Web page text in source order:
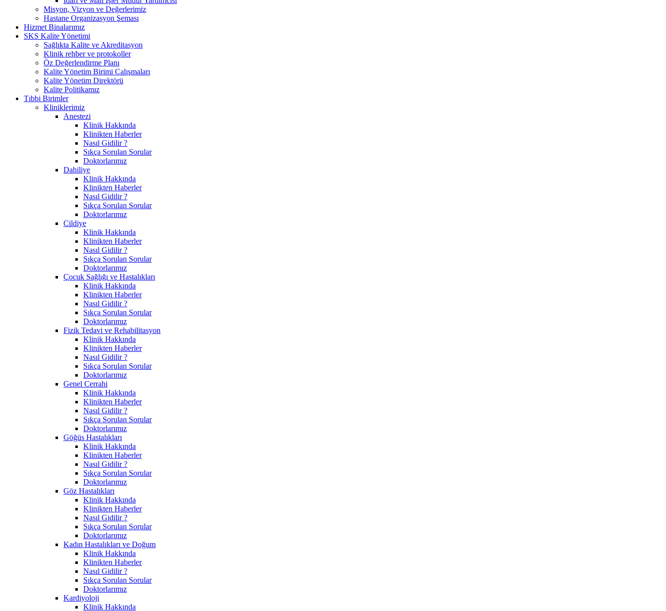
Misyon, Vizyon ve Değerlerimiz
Hastane Organizasyon Şeması
Hizmet Binalarımız
SKS Kalite Yönetimi
Sağlıkta Kalite ve Akreditasyon
Klinik rehber ve protokoller
Öz Değerlendirme Planı
Kalite Yönetim Birimi Çalışmaları
Kalite Yönetim Direktörü
Kalite Politikamız
Tıbbi Birimler
Kliniklerimiz
Anestezi
Klinik Hakkında
Klinikten Haberler
Nasıl Gidilir ?
Sıkça Sorulan Sorular
Doktorlarımız
Dahiliye
Klinik Hakkında
Klinikten Haberler
Nasıl Gidilir ?
Sıkça Sorulan Sorular
Doktorlarımız
Cildiye
Klinik Hakkında
Klinikten Haberler
Nasıl Gidilir ?
Sıkça Sorulan Sorular
Doktorlarımız
Çocuk Sağlığı ve Hastalıkları
Klinik Hakkında
Klinikten Haberler
Nasıl Gidilir ?
Sıkça Sorulan Sorular
Doktorlarımız
Fizik Tedavi ve Rehabilitasyon
Klinik Hakkında
Klinikten Haberler
Nasıl Gidilir ?
Sıkça Sorulan Sorular
Doktorlarımız
Genel Cerrahi
Klinik Hakkında
Klinikten Haberler
Nasıl Gidilir ?
Sıkça Sorulan Sorular
Doktorlarımız
Göğüs Hastalıkları
Klinik Hakkında
Klinikten Haberler
Nasıl Gidilir ?
Sıkça Sorulan Sorular
Doktorlarımız
Göz Hastalıkları
Klinik Hakkında
Klinikten Haberler
Nasıl Gidilir ?
Sıkça Sorulan Sorular
Doktorlarımız
Kadın Hastalıkları ve Doğum
Klinik Hakkında
Klinikten Haberler
Nasıl Gidilir ?
Sıkça Sorulan Sorular
Doktorlarımız
Kardiyoloji
Klinik Hakkında